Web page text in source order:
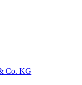
Co. KG